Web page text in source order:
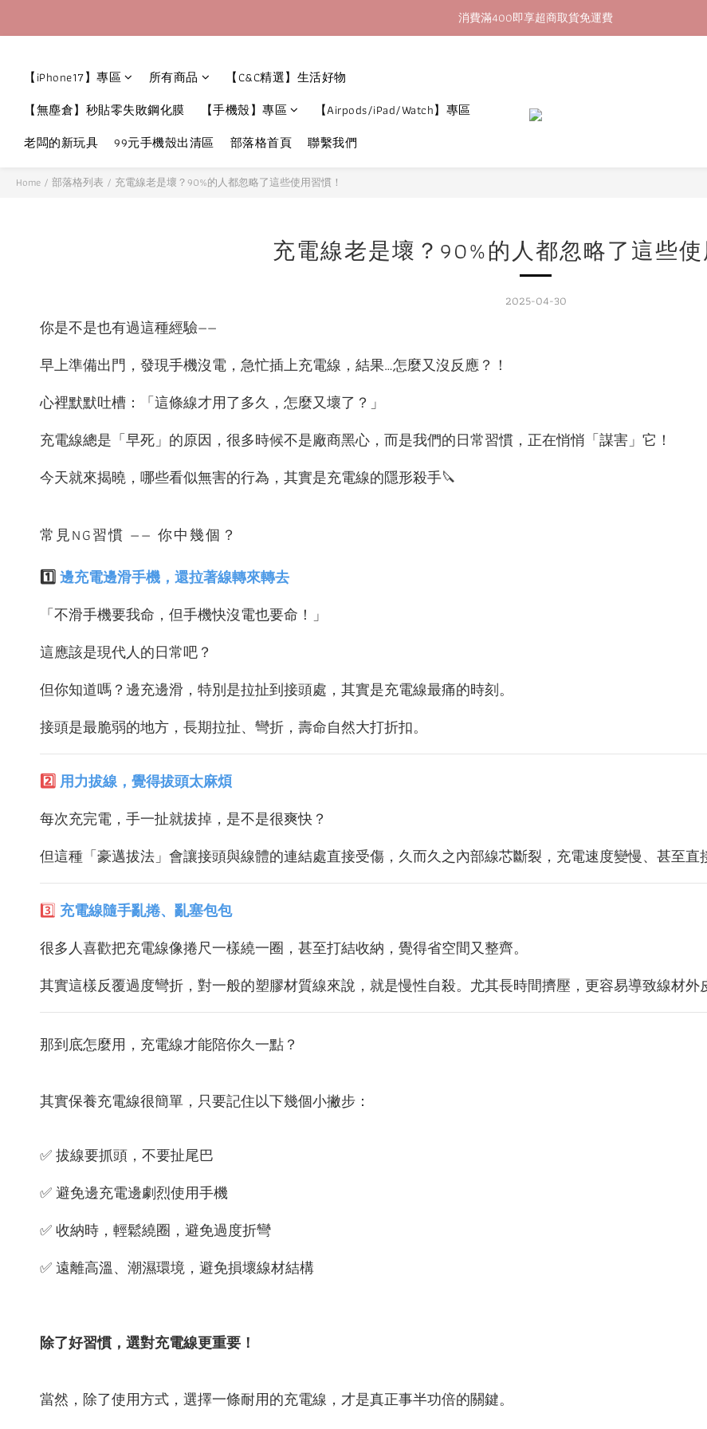
加入會員即送60購物金
消費滿400即享超商取貨免運費
【iPhone17】專區 所有商品
【C&C精選】生活好物
【無塵倉】秒貼零失敗鋼化膜
【手機殼】專區
【Airpods/iPad/Watch】專區
老闆的新玩具
99元手機殼出清區 部落格首頁 聯繫我們
Home / 部落格列表 / 充電線老是壞？90%的人都忽略了這些使用習慣！
充電線老是壞？90%的人都忽略了這些使
2025-04-30
你是不是也有過這種經驗——
早上準備出門，發現手機沒電，急忙插上充電線，結果…怎麼又沒反應？！
心裡默默吐槽：「這條線才用了多久，怎麼又壞了？」
充電線總是「早死」的原因，很多時候不是廠商黑心，而是我們的日常習慣，正在悄悄「謀害」它！
今天就來揭曉，哪些看似無害的行為，其實是充電線的隱形殺手🔪
常見NG習慣 —— 你中幾個？
1️⃣邊充電邊滑手機，還拉著線轉來轉去
「不滑手機要我命，但手機快沒電也要命！」
這應該是現代人的日常吧？
但你知道嗎？邊充邊滑，特別是拉扯到接頭處，其實是充電線最痛的時刻。
接頭是最脆弱的地方，長期拉扯、彎折，壽命自然大打折扣。
2️⃣用力拔線，覺得拔頭太麻煩
每次充完電，手一扯就拔掉，是不是很爽快？
但這種「豪邁拔法」會讓接頭與線體的連結處直接受傷，久而久之內部線芯斷裂，充電速度變慢、甚至直
3️⃣ 充電線隨手亂捲、亂塞包包
很多人喜歡把充電線像捲尺一樣繞一圈，甚至打結收納，覺得省空間又整齊。
其實這樣反覆過度彎折，對一般的塑膠材質線來說，就是慢性自殺。尤其長時間擠壓，更容易導致線材外
那到底怎麼用，充電線才能陪你久一點？
其實保養充電線很簡單，只要記住以下幾個小撇步：
✅ 拔線要抓頭，不要扯尾巴
✅ 避免邊充電邊劇烈使用手機
✅ 收納時，輕鬆繞圈，避免過度折彎
✅ 遠離高溫、潮濕環境，避免損壞線材結構
除了好習慣，選對充電線更重要！
當然，除了使用方式，選擇一條耐用的充電線，才是真正事半功倍的關鍵。